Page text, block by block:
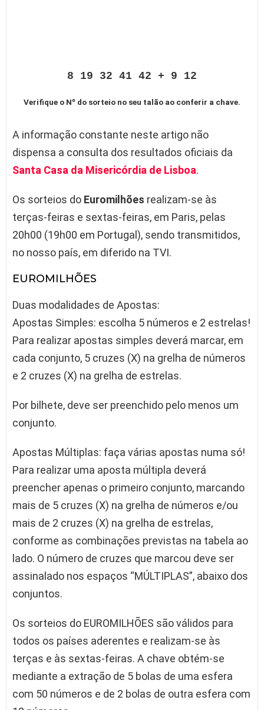
8 19 32 41 42 + 9 12
Verifique o Nº do sorteio no seu talão ao conferir a chave.
A informação constante neste artigo não
dispensa a consulta dos resultados oficiais da
Santa Casa da Misericórdia de Lisboa.
Os sorteios do Euromilhões realizam-se às
terças-feiras e sextas-feiras, em Paris, pelas
20h00 (19h00 em Portugal), sendo transmitidos,
no nosso país, em diferido na TVI.
EUROMILHÕES
Duas modalidades de Apostas:
Apostas Simples: escolha 5 números e 2 estrelas!
Para realizar apostas simples deverá marcar, em
cada conjunto, 5 cruzes (X) na grelha de números
e 2 cruzes (X) na grelha de estrelas.
Por bilhete, deve ser preenchido pelo menos um
conjunto.
Apostas Múltiplas: faça várias apostas numa só!
Para realizar uma aposta múltipla deverá
preencher apenas o primeiro conjunto, marcando
mais de 5 cruzes (X) na grelha de números e/ou
mais de 2 cruzes (X) na grelha de estrelas,
conforme as combinações previstas na tabela ao
lado. O número de cruzes que marcou deve ser
assinalado nos espaços “MÚLTIPLAS”, abaixo dos
conjuntos.
Os sorteios do EUROMILHÕES são válidos para
todos os países aderentes e realizam-se às
terças e às sextas-feiras. A chave obtém-se
mediante a extração de 5 bolas de uma esfera
com 50 números e de 2 bolas de outra esfera com